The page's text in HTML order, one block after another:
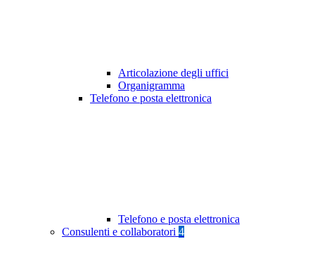
Articolazione degli uffici
Organigramma
Telefono e posta elettronica
Telefono e posta elettronica
Consulenti e collaboratori 4